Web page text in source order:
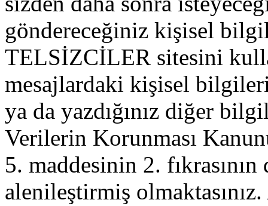
göndereceğiniz kişisel
TELSİZCİLER sitesini
mesajlardaki kişisel
ya da yazdığınız diğer
Verilerin Korunması
5. maddesinin 2.
alenileştirmiş